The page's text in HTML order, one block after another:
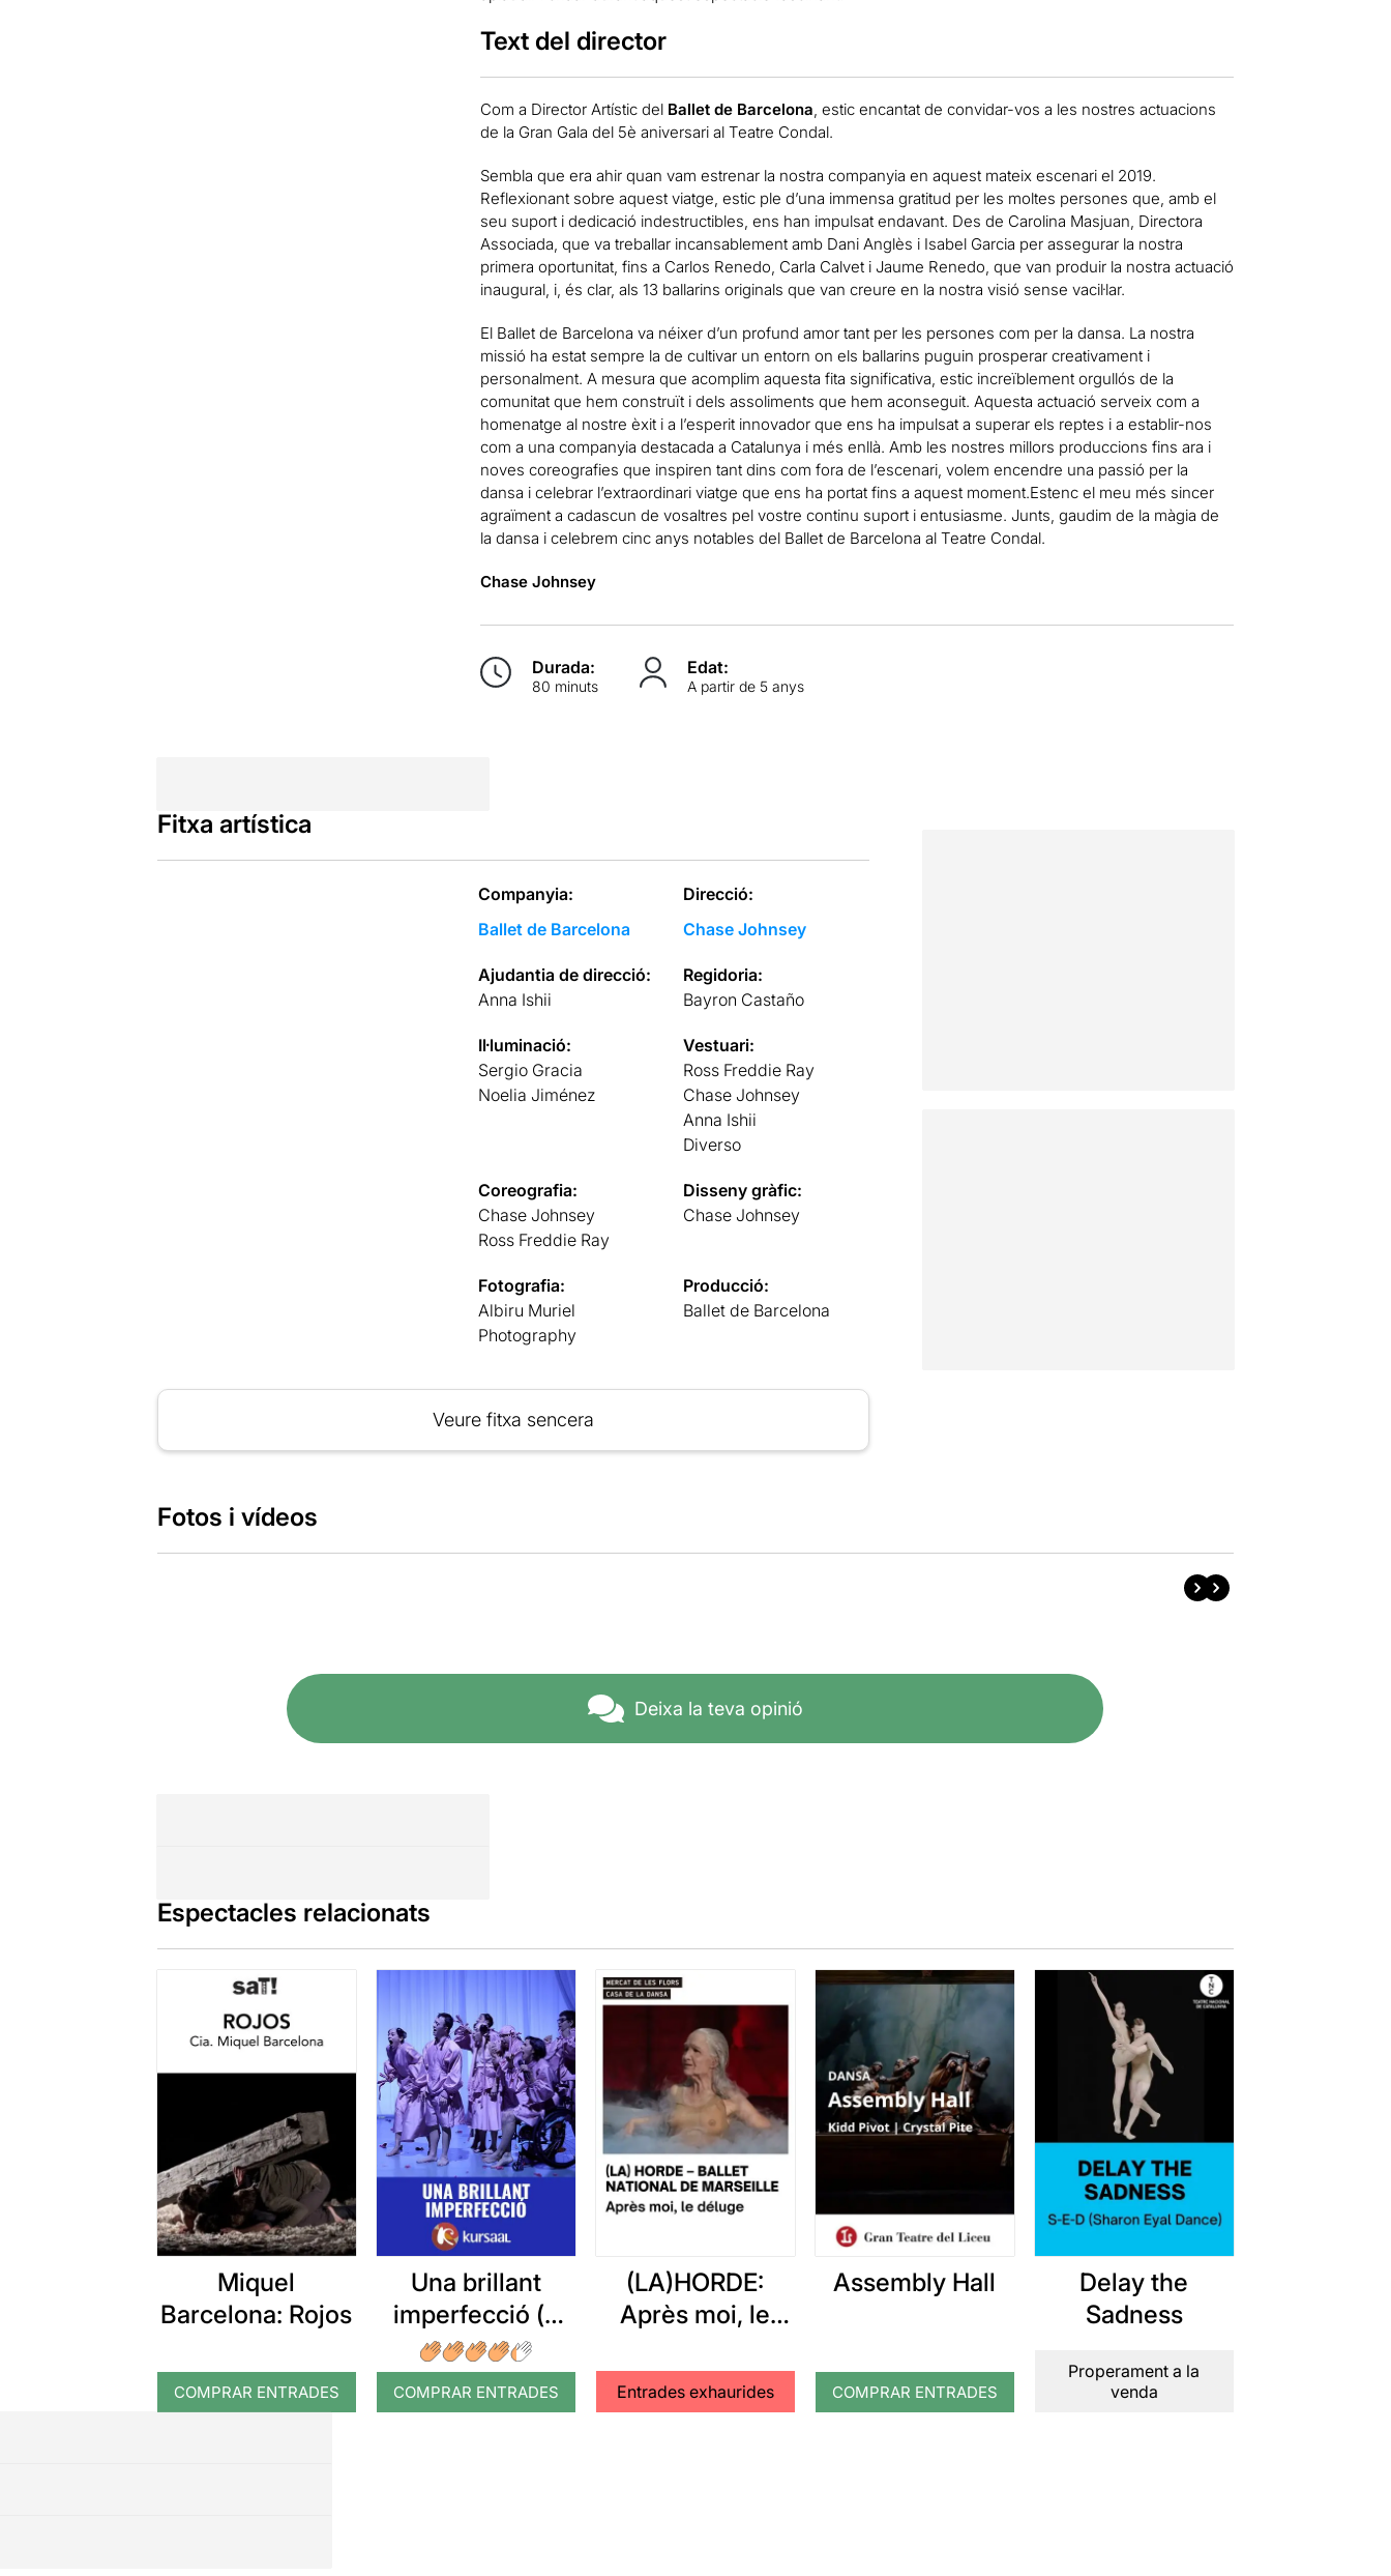
Text del director
Com a Director Artístic del Ballet de Barcelona , estic encantat de convidar-vos a les nostres actuacions
de la Gran Gala del 5è aniversari al Teatre Condal.
Sembla que era ahir quan vam estrenar la nostra companyia en aquest mateix escenari el 2019.
Reflexionant sobre aquest viatge, estic ple d’una immensa gratitud per les moltes persones que, amb el
seu suport i dedicació indestructibles, ens han impulsat endavant. Des de Carolina Masjuan, Directora
Associada, que va treballar incansablement amb Dani Anglès i Isabel Garcia per assegurar la nostra
primera oportunitat, fins a Carlos Renedo, Carla Calvet i Jaume Renedo, que van produir la nostra actuació
inaugural, i, és clar, als 13 ballarins originals que van creure en la nostra visió sense vacil·lar.
El Ballet de Barcelona va néixer d’un profund amor tant per les persones com per la dansa. La nostra
missió ha estat sempre la de cultivar un entorn on els ballarins puguin prosperar creativament i
personalment. A mesura que acomplim aquesta fita significativa, estic increïblement orgullós de la
comunitat que hem construït i dels assoliments que hem aconseguit. Aquesta actuació serveix com a
homenatge al nostre èxit i a l’esperit innovador que ens ha impulsat a superar els reptes i a establir-nos
com a una companyia destacada a Catalunya i més enllà. Amb les nostres millors produccions fins ara i
noves coreografies que inspiren tant dins com fora de l’escenari, volem encendre una passió per la
dansa i celebrar l’extraordinari viatge que ens ha portat fins a aquest moment.Estenc el meu més sincer
agraïment a cadascun de vosaltres pel vostre continu suport i entusiasme. Junts, gaudim de la màgia de
la dansa i celebrem cinc anys notables del Ballet de Barcelona al Teatre Condal.
Chase Johnsey
Durada:
80 minuts
Edat:
A partir de 5 anys
Fitxa artística
Companyia:
Ballet de Barcelona
Direcció:
Chase Johnsey
Ajudantia de direcció:
Anna Ishii
Regidoria:
Bayron Castaño
Il·luminació:
Sergio Gracia
Noelia Jiménez
Vestuari:
Ross Freddie Ray
Chase Johnsey
Anna Ishii
Diverso
Coreografia:
Chase Johnsey
Ross Freddie Ray
Disseny gràfic:
Chase Johnsey
Fotografia:
Albiru Muriel
Photography
Producció:
Ballet de Barcelona
Veure fitxa sencera
Fotos i vídeos
Deixa la teva opinió
Espectacles relacionats
Miquel
Barcelona: Rojos
COMPRAR ENTRADES
Una brillant
imperfecció (o
mort d'un
pianista)
COMPRAR ENTRADES
(LA)HORDE:
Après moi, le
Entrades exhaurides
Assembly Hall
COMPRAR ENTRADES
Delay the
Sadness
Properament a la
venda